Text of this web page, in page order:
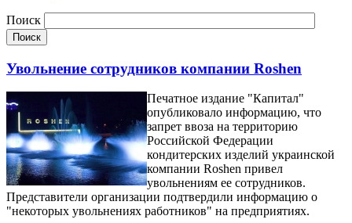
Поиск
Увольнение сотрудников компании Roshen
Печатное издание "Капитал"
опубликовало информацию, что
запрет ввоза на территорию
Российской Федерации
кондитерских изделий украинской
компании Roshen привел
увольнениям ее сотрудников.
Представители организации подтвердили информацию о
"некоторых увольнениях работников" на предприятиях.